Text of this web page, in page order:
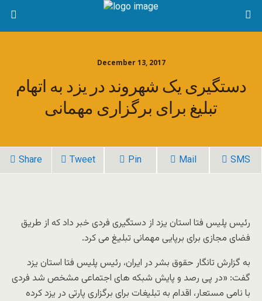
December 13, 2017
دستگیری یک شهروند در یزد به اتهام
تبلیغ برای برگزاری مهمانی
Share Tweet Pin Mail SMS
رئیس پلیس فتا استان یزد از دستگیری فردی خبر داد که از طریق
فضای مجازی برای برپایی مهمانی تبلیغ می کرد.
به گزارش تانگار حقوق بشر در ایران، رئیس پلیس فتا استان یزد
گفت: «در پی رصد و پایش شبکه های اجتماعی مشخص شد فردی
با نامی مستعار، اقدام به تبلیغات برای برگزاری پارتی در یزد کرده